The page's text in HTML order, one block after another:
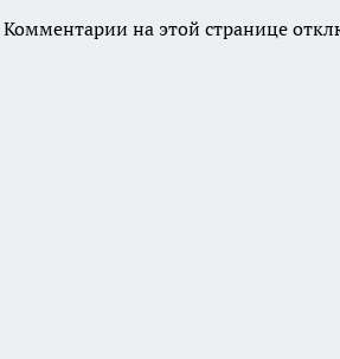
Комментарии на этой странице